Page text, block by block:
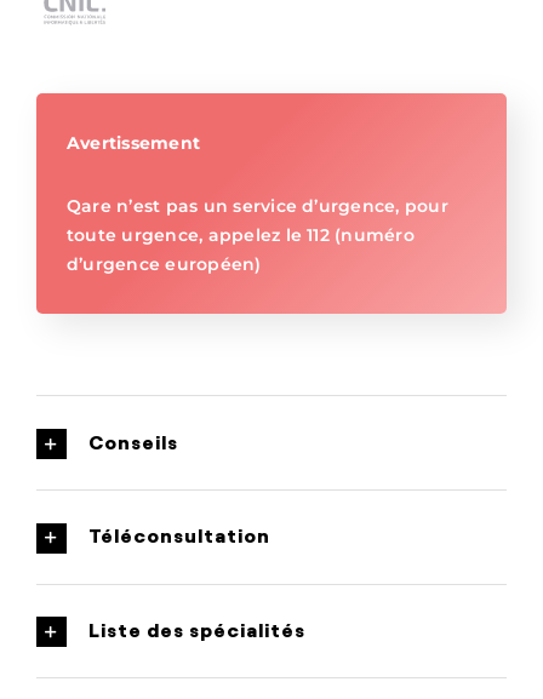
Avertissement
Qare n’est pas un service d’urgence, pour
toute urgence, appelez le 112 (numéro
d’urgence européen)
Conseils
Téléconsultation
Liste des spécialités